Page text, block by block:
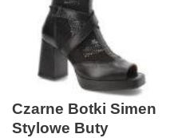
Czarne Botki Simen
Stylowe Buty